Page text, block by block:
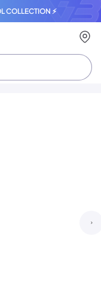
COLLECTION ⚡